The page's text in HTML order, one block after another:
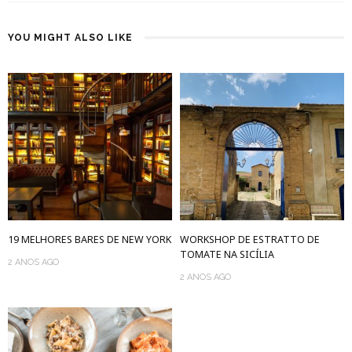
YOU MIGHT ALSO LIKE
19 MELHORES BARES DE NEW YORK
2 ANOS AGO
WORKSHOP DE ESTRATTO DE
TOMATE NA SICÍLIA
2 ANOS AGO